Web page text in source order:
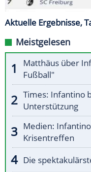
Aktuelle Ergebnisse,
Meistgelesen
Matthäus über
Fußball"
Times: Infantino
Unterstützung
Medien:
Krisentreffen
Die